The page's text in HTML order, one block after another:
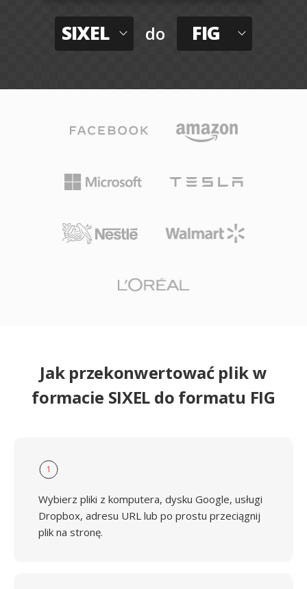
SIXEL do FIG
Jak przekonwertować plik w
formacie SIXEL do formatu FIG
1
Wybierz pliki z komputera, dysku Google, usługi
Dropbox, adresu URL lub po prostu przeciągnij
plik na stronę.